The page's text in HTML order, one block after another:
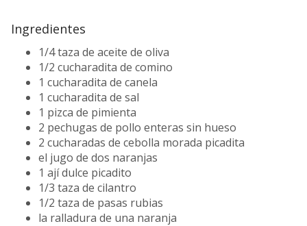
Ingredientes
1/4 taza de aceite de oliva
1/2 cucharadita de comino
1 cucharadita de canela
1 cucharadita de sal
1 pizca de pimienta
2 pechugas de pollo enteras sin hueso
2 cucharadas de cebolla morada picadita
el jugo de dos naranjas
1 ají dulce picadito
1/3 taza de cilantro
1/2 taza de pasas rubias
la ralladura de una naranja